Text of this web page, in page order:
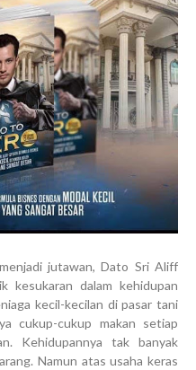
jutawan, Dato Sri Aliff
kesukaran dalam kehidupan
kecil-kecilan di pasar tani
cukup-cukup makan setiap
Kehidupannya tak banyak
Namun atas usaha keras